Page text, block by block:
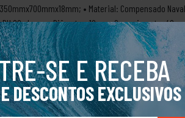
SE E RECEBA
DESCONTOS EXCLUSIVOS
• Material: Compensado
PU 90 shore; • Diâmetro: 10cm x Comprimento:
• Indicado para utilizar com a Prancha de
pode contar marcas que não atrapalham a sua
maior segurança. • Alta durabilidade ALÇA
e conforto no transporte do Kit. Entenda porque
ser realizados alternando-as em nosso E-
próximo swell. ✔️TUBO PREMIUM X TUBO ECO **